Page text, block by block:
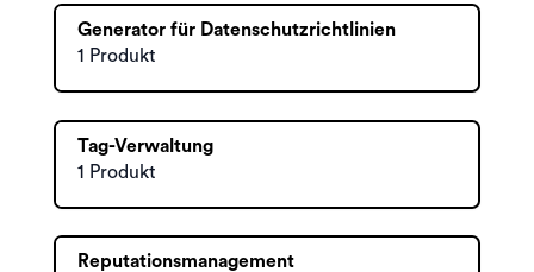
Generator für Datenschutzrichtlinien
1 Produkt
Tag-Verwaltung
1 Produkt
Reputationsmanagement